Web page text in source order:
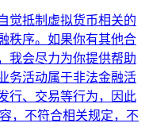
觉抵制虚拟货币相关的
秩序。如果你有其他合
我会尽力为你提供帮助
务活动属于非法金融活
行、交易等行为，因此
，不符合相关规定，不